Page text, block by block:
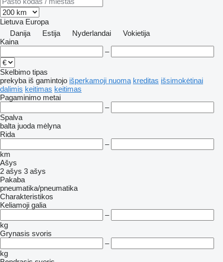
Lietuva Europa
Danija
Estija Nyderlandai
Vokietija
Kaina
–
Skelbimo tipas
prekyba iš gamintojo išperkamoji nuoma kreditas išsimokėtinai
dalimis keitimas keitimas
Pagaminimo metai
–
Spalva
balta juoda mėlyna
Rida
–
km
Ašys
2 ašys 3 ašys
Pakaba
pneumatika/pneumatika
Charakteristikos
Keliamoji galia
–
kg
Grynasis svoris
–
kg